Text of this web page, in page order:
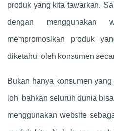
produk yang kita tawarkan.
dengan menggunakan
mempromosikan produk
diketahui oleh konsumen
Bukan hanya konsumen
loh, bahkan seluruh dunia
menggunakan website